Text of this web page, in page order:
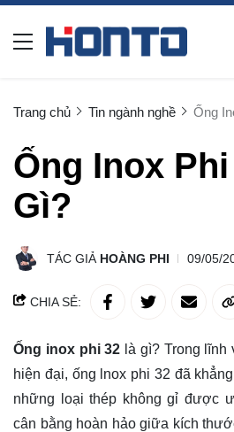
Trang chủ Tin ngành nghề Ống
Ống Inox
Gì?
TÁC GIẢ HOÀNG PHI 09/05/
CHIA SẺ:
Ống inox phi 32 là gì? Trong
hiện đại, ống lnox phi 32 đã
những loại thép không gỉ được
cân bằng hoàn hảo giữa kích